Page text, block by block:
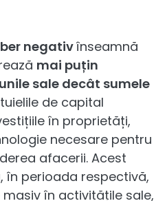
negativînseamnă
mai puțin
sale decât sumele
de capital
în proprietăți,
necesare pentru
afacerii. Acest
în perioada respectivă,
în activitățile sale,